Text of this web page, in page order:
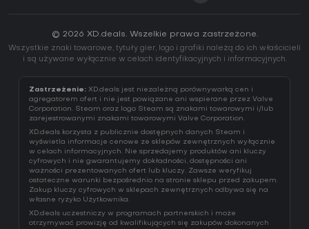
© 2026 XD.deals. Wszelkie prawa zastrzeżone.
Wszystkie znaki towarowe, tytuły gier, logo i grafiki należą do ich właścicieli
i są używane wyłącznie w celach identyfikacyjnych i informacyjnych.
Zastrzeżenie: XD.deals jest niezależną porównywarką cen i
agregatorem ofert i nie jest powiązane ani wspierane przez Valve
Corporation. Steam oraz logo Steam są znakami towarowymi i/lub
zarejestrowanymi znakami towarowymi Valve Corporation.
XD.deals korzysta z publicznie dostępnych danych Steam i
wyświetla informacje cenowe ze sklepów zewnętrznych wyłącznie
w celach informacyjnych. Nie sprzedajemy produktów ani kluczy
cyfrowych i nie gwarantujemy dokładności, dostępności ani
ważności prezentowanych ofert lub kluczy. Zawsze weryfikuj
ostateczne warunki bezpośrednio na stronie sklepu przed zakupem.
Zakup kluczy cyfrowych w sklepach zewnętrznych odbywa się na
własne ryzyko Użytkownika.
XD.deals uczestniczy w programach partnerskich i może
otrzymywać prowizję od kwalifikujących się zakupów dokonanych